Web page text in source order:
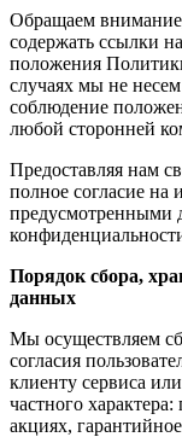
Обращаем
содержать ссылки
положения
случаях мы не
соблюдение
любой сторонней
Предоставляя нам
полное согласие на
Порядок сбора,
данных
Мы осуществляем
согласия
клиенту сервиса
частного
акциях,